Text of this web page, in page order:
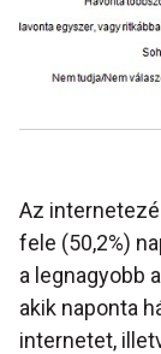
Az
fele (50,2%)
a legnagyobb
akik naponta
internetet,